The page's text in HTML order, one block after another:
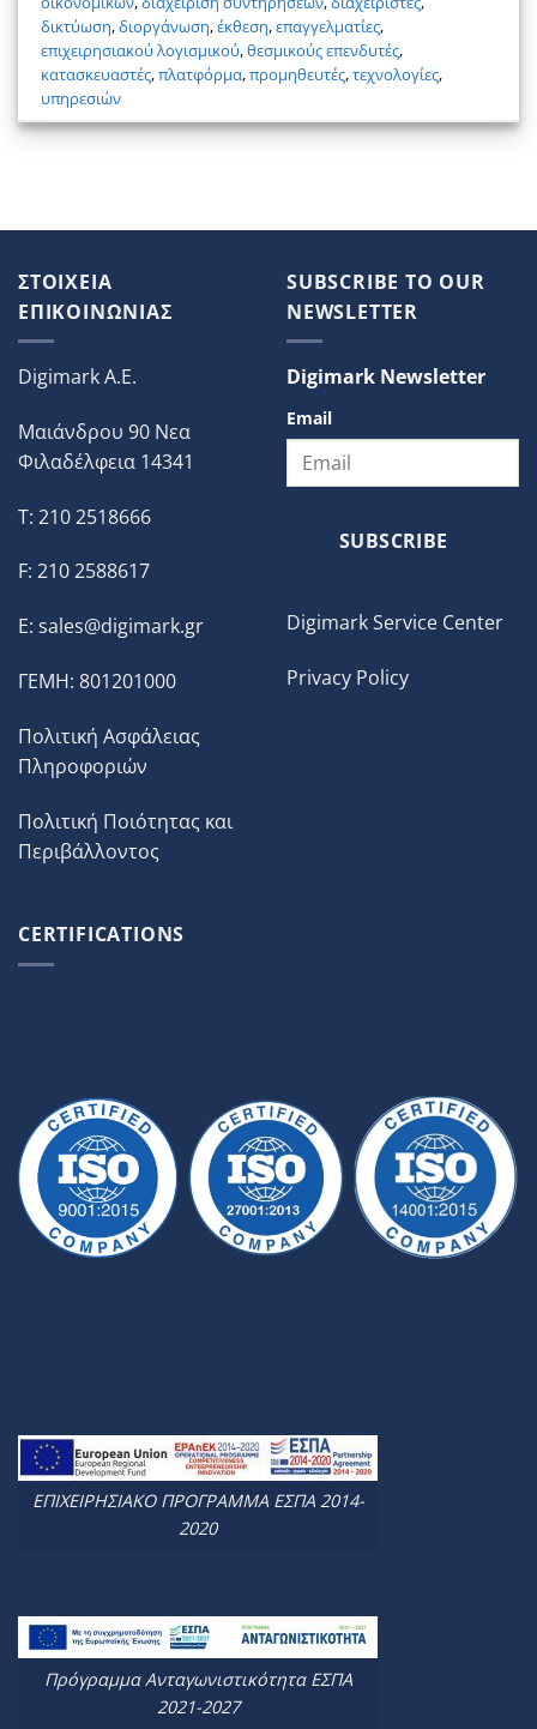
δικτύωση,διοργάνωση,έκθεση,επαγγελματίες,
επιχειρησιακού λογισμικού,θεσμικούς επενδυτές,
κατασκευαστές,πλατφόρμα,προμηθευτές,τεχνολογίες,
υπηρεσιών
ΣΤΟΙΧΕΙΑ
ΕΠΙΚΟΙΝΩΝΙΑΣ
Digimark A.E.
Μαιάνδρου 90 Νεα
Φιλαδέλφεια 14341
T: 210 2518666
F: 210 2588617
E: sales@digimark.gr
ΓΕΜΗ: 801201000
Πολιτική Ασφάλειας
Πληροφοριών
Πολιτική Ποιότητας και
Περιβάλλοντος
SUBSCRIBE TO OUR
NEWSLETTER
Digimark Newsletter
Email
SUBSCRIBE
Digimark Service Center
Privacy Policy
CERTIFICATIONS
ΕΠΙΧΕΙΡΗΣΙΑΚΟ ΠΡΟΓΡΑΜΜΑ ΕΣΠΑ 2014-
2020
Πρόγραμμα Ανταγωνιστικότητα ΕΣΠΑ
2021-2027